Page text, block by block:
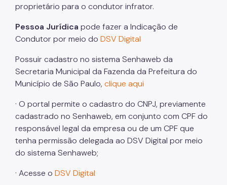
proprietário para o condutor infrator.
Pessoa Jurídica pode fazer a Indicação de
Condutor por meio do DSV Digital
Possuir cadastro no sistema Senhaweb da
Secretaria Municipal da Fazenda da Prefeitura do
Município de São Paulo, clique aqui
· O portal permite o cadastro do CNPJ, previamente
cadastrado no Senhaweb, em conjunto com CPF do
responsável legal da empresa ou de um CPF que
tenha permissão delegada ao DSV Digital por meio
do sistema Senhaweb;
· Acesse o DSV Digital